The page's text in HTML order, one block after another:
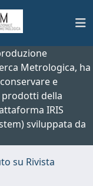
Metrologica, ha
e
prodotti della
IRIS
sviluppata da
su Rivista